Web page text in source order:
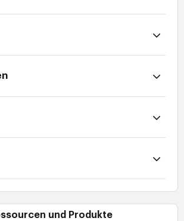
und Produkte